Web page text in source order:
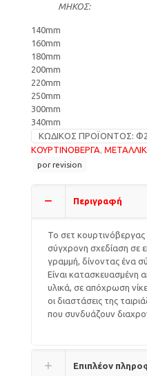
ΜΗΚΟΣ:
140mm
160mm
180mm
200mm
220mm
250mm
300mm
340mm
ΚΩΔΙΚΌΣ ΠΡΟΪΌΝΤΟΣ:
ΚΟΥΡΤΙΝΟΒΕΡΓΑ,
por revision
Περιγραφή
Το σετ κουρτινόβεργας
σύγχρονη σχεδίαση σε
γραμμή, δίνοντας ένα
Είναι κατασκευασμένη
υλικά, σε απόχρωση
οι διαστάσεις της
που συνδυάζουν
Επιπλέον